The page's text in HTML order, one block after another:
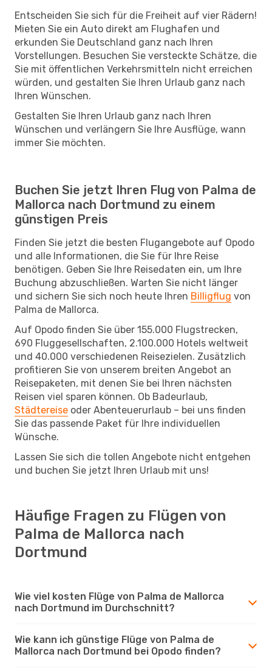
Entscheiden Sie sich für die Freiheit auf vier Rädern!
Mieten Sie ein Auto direkt am Flughafen und
erkunden Sie Deutschland ganz nach Ihren
Vorstellungen. Besuchen Sie versteckte Schätze, die
Sie mit öffentlichen Verkehrsmitteln nicht erreichen
würden, und gestalten Sie Ihren Urlaub ganz nach
Ihren Wünschen.
Gestalten Sie Ihren Urlaub ganz nach Ihren
Wünschen und verlängern Sie Ihre Ausflüge, wann
immer Sie möchten.
Buchen Sie jetzt Ihren Flug von Palma de
Mallorca nach Dortmund zu einem
günstigen Preis
Finden Sie jetzt die besten Flugangebote auf Opodo
und alle Informationen, die Sie für Ihre Reise
benötigen. Geben Sie Ihre Reisedaten ein, um Ihre
Buchung abzuschließen. Warten Sie nicht länger
und sichern Sie sich noch heute Ihren Billigflug von
Palma de Mallorca.
Auf Opodo finden Sie über 155.000 Flugstrecken,
690 Fluggesellschaften, 2.100.000 Hotels weltweit
und 40.000 verschiedenen Reisezielen. Zusätzlich
profitieren Sie von unserem breiten Angebot an
Reisepaketen, mit denen Sie bei Ihren nächsten
Reisen viel sparen können. Ob Badeurlaub,
Städtereise oder Abenteuerurlaub – bei uns finden
Sie das passende Paket für Ihre individuellen
Wünsche.
Lassen Sie sich die tollen Angebote nicht entgehen
und buchen Sie jetzt Ihren Urlaub mit uns!
Häufige Fragen zu Flügen von
Palma de Mallorca nach
Dortmund
Wie viel kosten Flüge von Palma de Mallorca
nach Dortmund im Durchschnitt?
Wie kann ich günstige Flüge von Palma de
Mallorca nach Dortmund bei Opodo finden?